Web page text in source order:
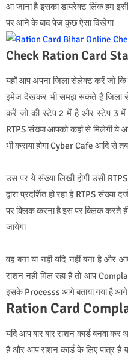
आ जाना है इसका डायरेक्ट लिंक हम
पर आने के बाद पेज कुछ ऐसा दिखेगा
Check Ration Card
यहाँ आप अपना जिला सेलेक्ट करें जो कि
इमेज देखकर भी समझ सकते हैं जिला
करें जो की स्टेप 2 में है और स्टेप 3 में
RTPS संख्या आपको कहां से मिलेगी ये
भी कराया होगा Cyber Cafe आदि से
उस पर ये संख्या लिखी होगी उसी
द्वारा प्रदर्शित हो रहा है RTPS
पर क्लिक करना है इस पर क्लिक करते
जायेगा
वह बना या नही यदि नहीं बना है और
राशन नही मिल रहा है तो आप
इसके Processs आगे बताया गया है आगे
Ration Card
यदि आप बार बार राशन कार्ड बनवा
है और आप राशन कार्ड के लिए पात्र है